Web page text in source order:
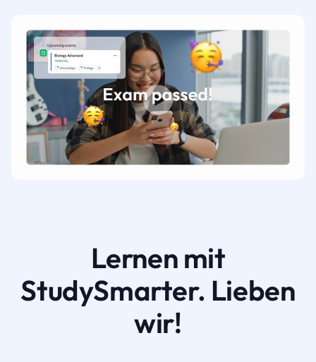
Lernen mit
StudySmarter. Lieben
wir!